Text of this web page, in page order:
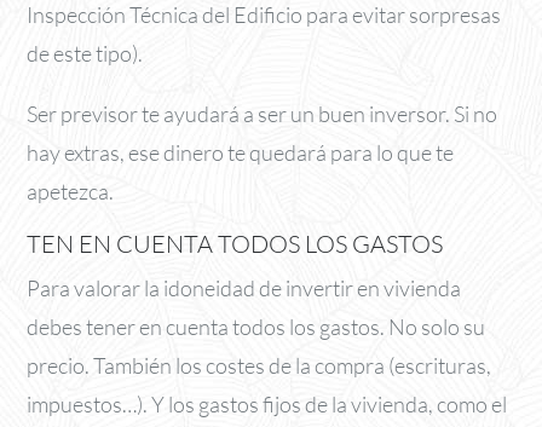
Inspección Técnica del Edificio para evitar sorpresas
de este tipo).
Ser previsor te ayudará a ser un buen inversor. Si no
hay extras, ese dinero te quedará para lo que te
apetezca.
TEN EN CUENTA TODOS LOS GASTOS
Para valorar la idoneidad de invertir en vivienda
debes tener en cuenta todos los gastos. No solo su
precio. También los costes de la compra (escrituras,
impuestos…). Y los gastos fijos de la vivienda, como el